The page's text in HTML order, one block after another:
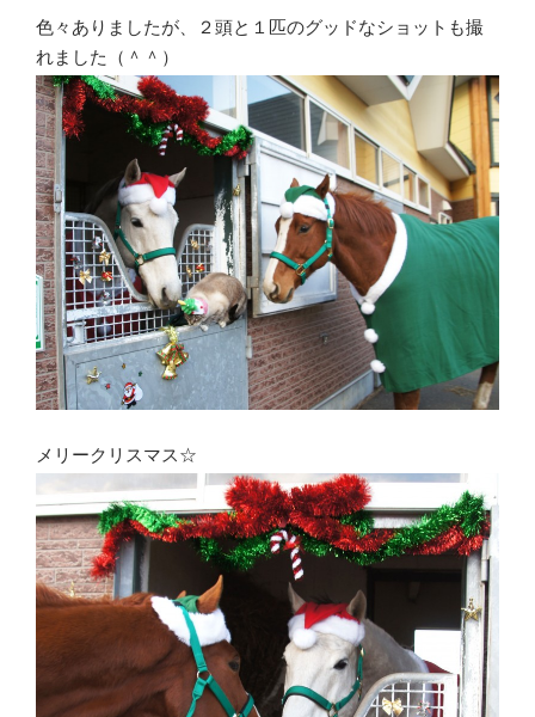
色々ありましたが、２頭と１匹のグッドなショットも撮
れました（＾＾）
メリークリスマス☆